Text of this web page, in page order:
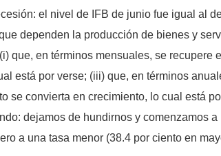
el nivel de IFB de junio fue igual al
dependen la producción de bienes y
que, en términos mensuales, se
está por verse; (iii) que, en términos
se convierta en crecimiento, lo cual está
dejamos de hundirnos y comenzamos
a una tasa menor (38.4 por ciento en